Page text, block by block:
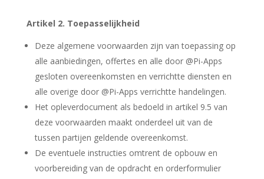
Artikel 2. Toepasselijkheid
Deze algemene voorwaarden zijn van toepassing op
alle aanbiedingen, offertes en alle door @Pi-Apps
gesloten overeenkomsten en verrichtte diensten en
alle overige door @Pi-Apps verrichtte handelingen.
Het opleverdocument als bedoeld in artikel 9.5 van
deze voorwaarden maakt onderdeel uit van de
tussen partijen geldende overeenkomst.
De eventuele instructies omtrent de opbouw en
voorbereiding van de opdracht en orderformulier